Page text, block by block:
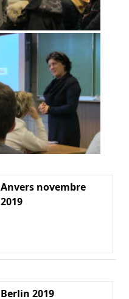
Anvers novembre
2019
Berlin 2019